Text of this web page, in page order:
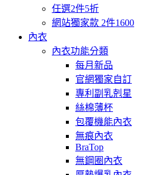
任選2件5折
網站獨家款 2件1600
內衣
內衣功能分類
每月新品
官網獨家自訂
專利副乳剋星
絲棉薄杯
包覆機能內衣
無痕內衣
BraTop
無鋼圈內衣